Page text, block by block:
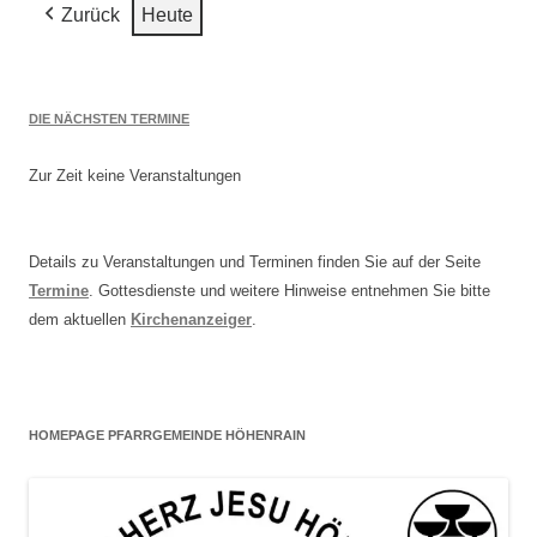
2026
Zurück Heute
DIE NÄCHSTEN TERMINE
Zur Zeit keine Veranstaltungen
Details zu Veranstaltungen und Terminen finden Sie auf der Seite
Termine. Gottesdienste und weitere Hinweise entnehmen Sie bitte
dem aktuellen Kirchenanzeiger.
HOMEPAGE PFARRGEMEINDE HÖHENRAIN